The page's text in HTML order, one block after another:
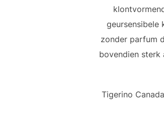
geursensibele
zonder parfum
bovendien
Tigerino